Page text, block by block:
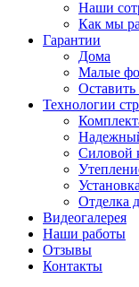
Наши
Как мы
Гарантии
Дома
Малые
Технологии
Силовой
Отделка
Видеогалерея
Наши работы
Отзывы
Контакты